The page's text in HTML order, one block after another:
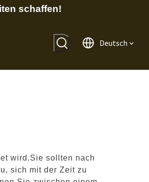
schaffen!
Deutsch
wird.Sie sollten nach
sich mit der Zeit zu